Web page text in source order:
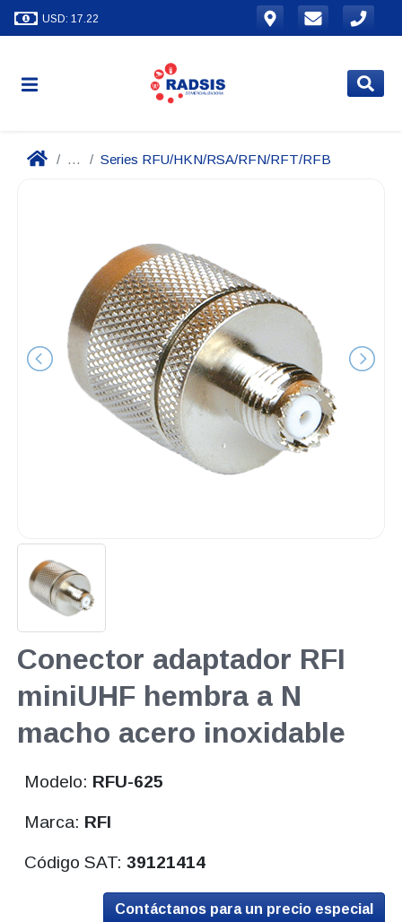
USD: 17.22
... Series RFU/HKN/RSA/RFN/RFT/RFB
Conector adaptador RFI
miniUHF hembra a N
macho acero inoxidable
Modelo: RFU-625
Marca: RFI
Código SAT:39121414
Contáctanos para un precio especial